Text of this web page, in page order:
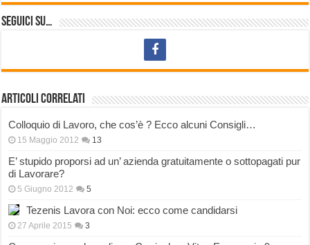
Seguici su…
Articoli correlati
Colloquio di Lavoro, che cos’è ? Ecco alcuni Consigli…
15 Maggio 2012 13
E’ stupido proporsi ad un’ azienda gratuitamente o sottopagati pur
di Lavorare?
5 Giugno 2012 5
Tezenis Lavora con Noi: ecco come candidarsi
27 Aprile 2015 3